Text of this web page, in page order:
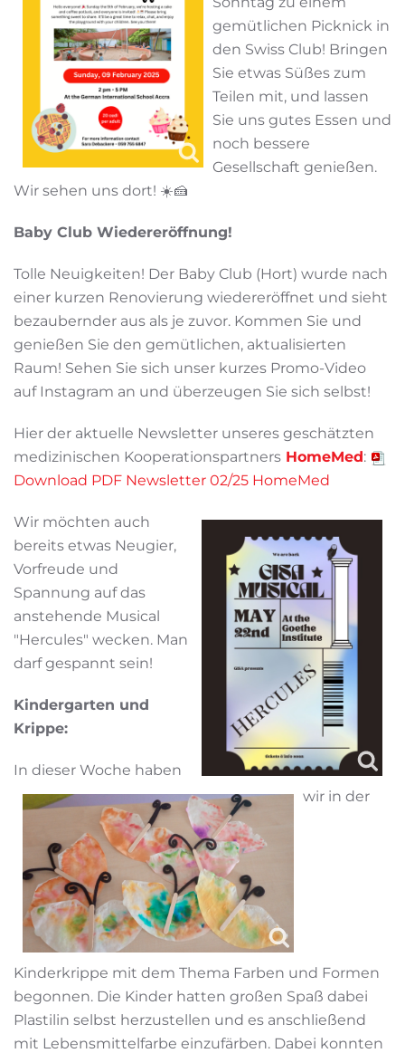
gemütlichen Picknick in
den Swiss Club! Bringen
Sie etwas Süßes zum
Teilen mit, und lassen
Sie uns gutes Essen und
noch bessere
Gesellschaft genießen.
Wir sehen uns dort! ☀️🍰
Baby Club Wiedereröffnung!
Tolle Neuigkeiten! Der Baby Club (Hort) wurde nach
einer kurzen Renovierung wiedereröffnet und sieht
bezaubernder aus als je zuvor. Kommen Sie und
genießen Sie den gemütlichen, aktualisierten
Raum! Sehen Sie sich unser kurzes Promo-Video
auf Instagram an und überzeugen Sie sich selbst!
Hier der aktuelle Newsletter unseres geschätzten
medizinischen Kooperationspartners HomeMed:
Download PDF Newsletter 02/25 HomeMed
Wir möchten auch
bereits etwas Neugier,
Vorfreude und
Spannung auf das
anstehende Musical
"Hercules" wecken. Man
darf gespannt sein!
Kindergarten und
Krippe:
In dieser Woche haben
wir in der
Kinderkrippe mit dem Thema Farben und Formen
begonnen. Die Kinder hatten großen Spaß dabei
Plastilin selbst herzustellen und es anschließend
mit Lebensmittelfarbe einzufärben. Dabei konnten